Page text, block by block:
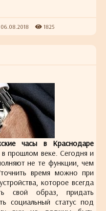
1825
часы в Краснодаре
прошлом веке. Сегодня и
не те функции, чем
время можно при
которое всегда
свой образ, придать
социальный статус под